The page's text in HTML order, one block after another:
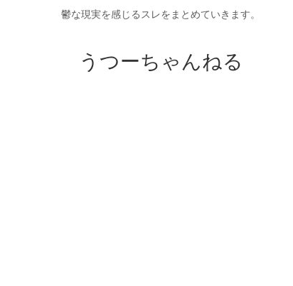
鬱な現実を感じるスレをまとめていきます。
うつーちゃんねる